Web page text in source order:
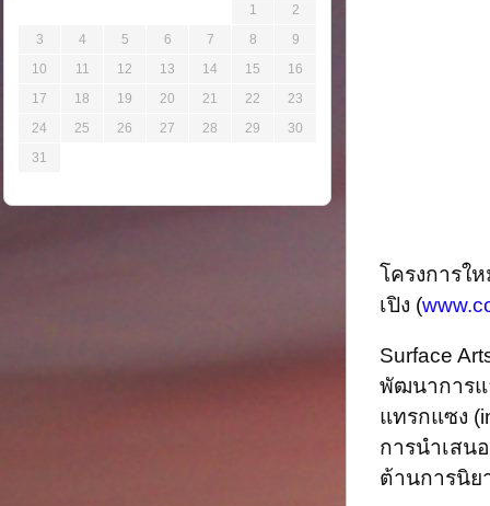
โครงการใ
เปิง (
Surface
พัฒนาการแ
แทรกแซง
การนำเสน
ต้านการนิย
1
2
3
4 5 6 7 8
9
10
11 12 13 14 15
16
17
18 19 20 21 22
23
24
25 26 27 28 29
30
31